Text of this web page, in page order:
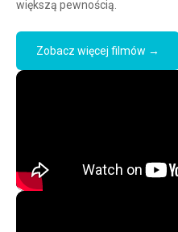
większą pewnością.
Zobacz więcej filmów →